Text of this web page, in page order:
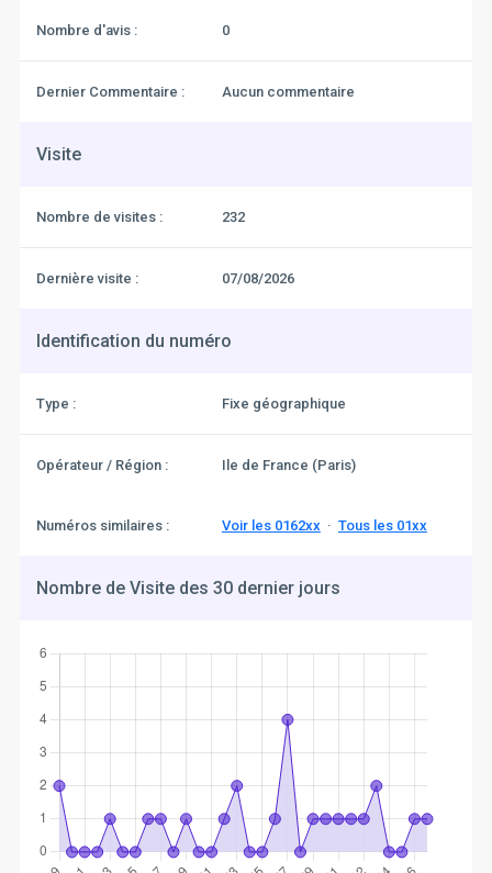
Nombre d'avis : 0
Dernier Commentaire : Aucun commentaire
Visite
Nombre de visites : 232
Dernière visite : 07/08/2026
Identification du numéro
Type : Fixe géographique
Opérateur / Région : Ile de France (Paris)
Numéros similaires : Voir les 0162xx· Tous les 01xx
Nombre de Visite des 30 dernier jours